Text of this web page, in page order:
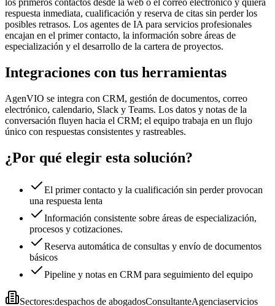
los primeros contactos desde la web o el correo electrónico y quiera
respuesta inmediata, cualificación y reserva de citas sin perder los
posibles retrasos. Los agentes de IA para servicios profesionales
encajan en el primer contacto, la información sobre áreas de
especialización y el desarrollo de la cartera de proyectos.
Integraciones con tus herramientas
AgenVIO se integra con CRM, gestión de documentos, correo
electrónico, calendario, Slack y Teams. Los datos y notas de la
conversación fluyen hacia el CRM; el equipo trabaja en un flujo
único con respuestas consistentes y rastreables.
¿Por qué elegir esta solución?
El primer contacto y la cualificación sin perder provocan
una respuesta lenta
Información consistente sobre áreas de especialización,
procesos y cotizaciones.
Reserva automática de consultas y envío de documentos
básicos
Pipeline y notas en CRM para seguimiento del equipo
Sectores:despachos de abogadosConsultanteAgenciaservicios